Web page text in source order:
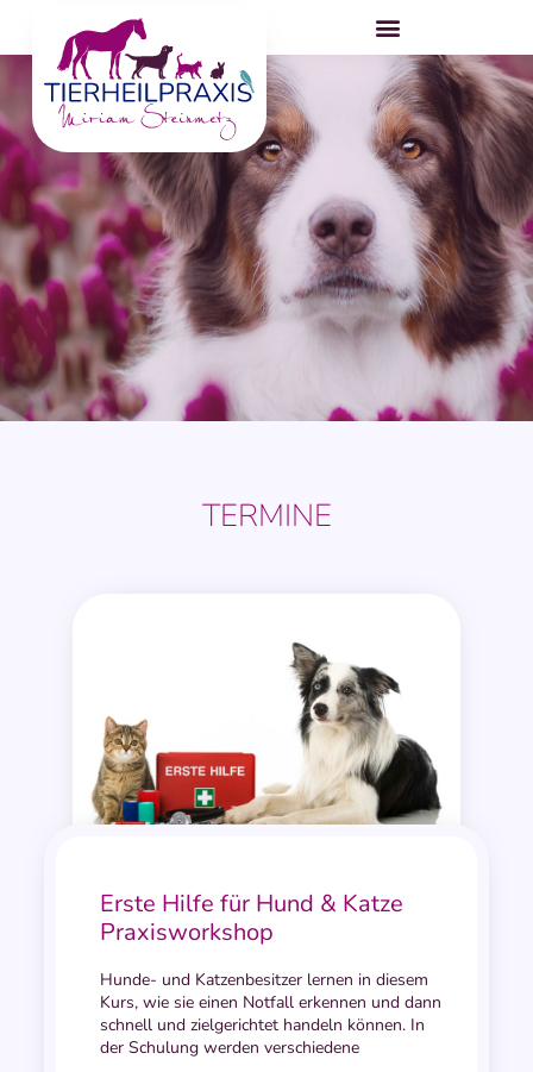
TERMINE
Erste Hilfe für Hund & Katze
Praxisworkshop
Hunde- und Katzenbesitzer lernen in diesem
Kurs, wie sie einen Notfall erkennen und dann
schnell und zielgerichtet handeln können. In
der Schulung werden verschiedene